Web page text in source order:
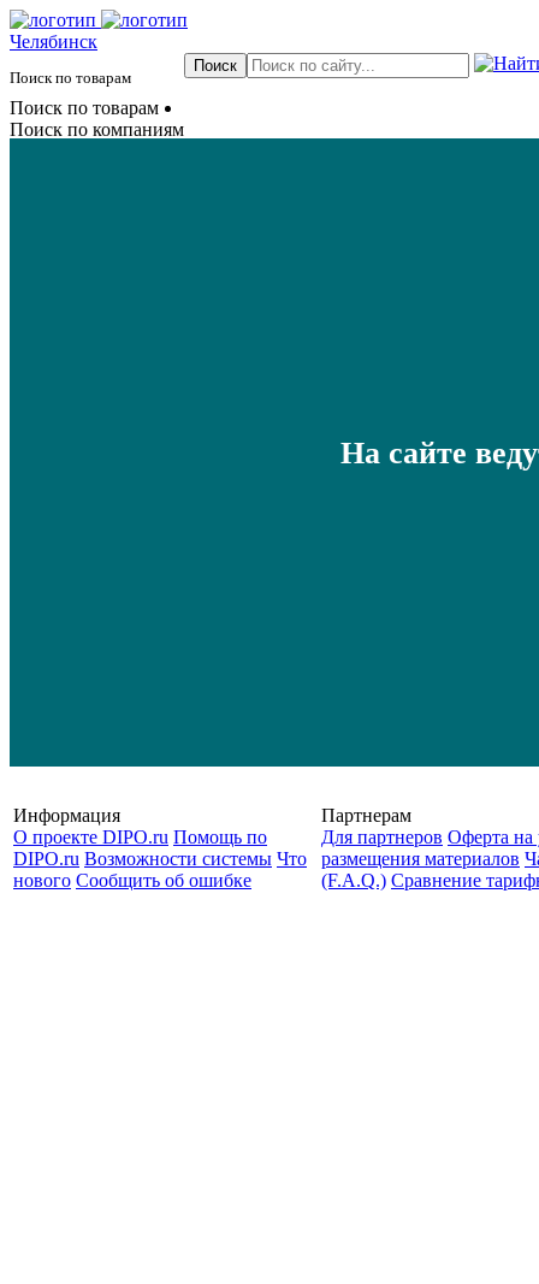
Челябинск
Поиск по товарам
Поиск по товарам
Поиск по компаниям
На сайте
Информация
О проекте DIPO.ru Помощь по
DIPO.ru Возможности системы Что
нового Сообщить об ошибке
Партнерам
Для партнеров Оферта на
размещения материалов
(F.A.Q.) Cравнение